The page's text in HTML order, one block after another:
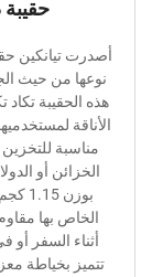
حقيبة دفل
حقيبة رياضية
حيث الجودة والمواد
تكاد تكون مصممة
للتخزين وتجعلها سهلة
أو الدولاب أو حتى
بوزن 1.15 كجم، مما
بها مقاوم للرطوبة
السفر أو في الصالة
معززة وسحاب